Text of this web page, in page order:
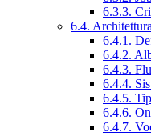
6.3.3.
6.4.
6.4.1.
6.4.2.
6.4.3.
6.4.4.
6.4.5.
6.4.6.
6.4.7.